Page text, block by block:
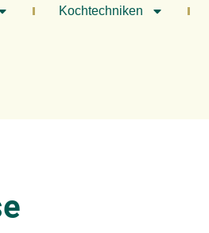
Kochtechniken